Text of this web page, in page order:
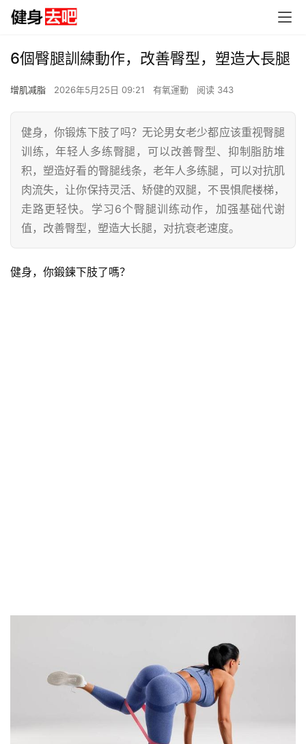
6個臀腿訓練動作，改善臀型，塑造大長腿
增肌减脂 2026年5月25日 09:21 有氧運動 阅读 343
健身，你锻炼下肢了吗？无论男女老少都应该重视臀腿
训练，年轻人多练臀腿，可以改善臀型、抑制脂肪堆
积，塑造好看的臀腿线条，老年人多练腿，可以对抗肌
肉流失，让你保持灵活、矫健的双腿，不畏惧爬楼梯，
走路更轻快。学习6个臀腿训练动作，加强基础代谢
值，改善臀型，塑造大长腿，对抗衰老速度。
健身，你鍛鍊下肢了嗎？